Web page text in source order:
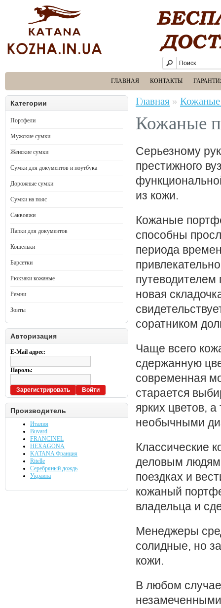
ГЛАВНАЯ КОНТАКТЫ
Категории
Портфели
Мужские сумки
Женские сумки
Сумки для документов и ноутбука
Дорожные сумки
Сумки на пояс
Саквояжи
Папки для документов
Кошельки
Барсетки
Рюкзаки кожаные
Ремни
Зонты
Авторизация
E-Mail адрес:
Пароль:
Зарегистрировать Войти
Производитель
Италия
Buvard
FRANCINEL
HEXAGONA
KATANA Франция
Ritelle
Серебряный дождь
Украина
Главная »
Кожаные
Серьезному
престижного
из кожи.
Кожаные
способны
периода
новая
соратником
Чаще всего
сдержанную
современная
старается
ярких цветов,
необычными
Классические
деловым
поездках и
кожаный
владельца и
Менеджеры
солидные, но
кожи.
В любом